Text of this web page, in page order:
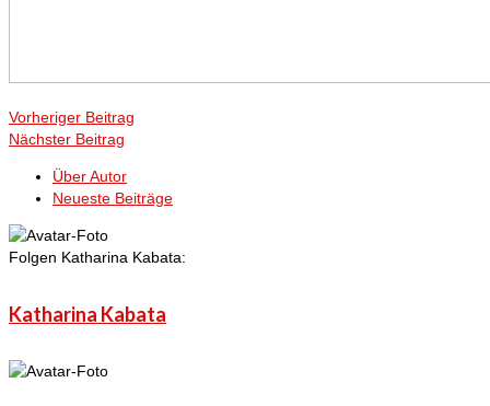
Vorheriger Beitrag
Nächster Beitrag
Über Autor
Neueste Beiträge
Folgen Katharina Kabata:
Katharina Kabata